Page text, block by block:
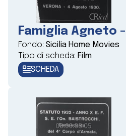
Famiglia Agneto
Fondo: Sicilia Home Movies
Tipo di scheda: Film
SCHEDA